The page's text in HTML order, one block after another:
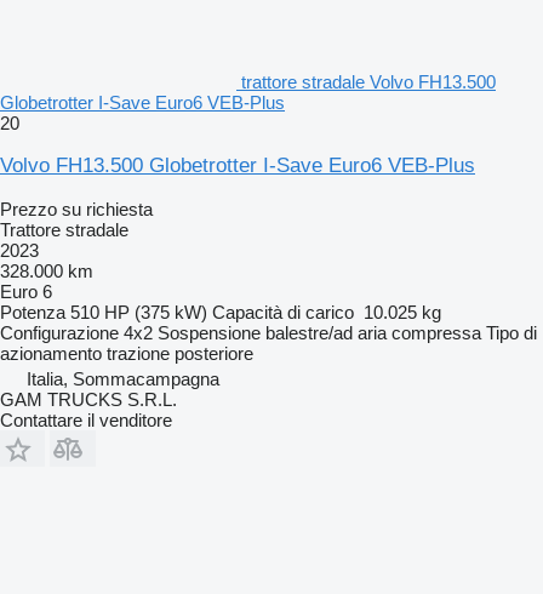
trattore stradale Volvo FH13.500
Globetrotter I-Save Euro6 VEB-Plus
20
Volvo FH13.500 Globetrotter I-Save Euro6 VEB-Plus
Prezzo su richiesta
Trattore stradale
2023
328.000 km
Euro 6
Potenza 510 HP (375 kW) Capacità di carico 10.025 kg
Configurazione 4x2 Sospensione balestre/ad aria compressa Tipo di
azionamento trazione posteriore
Italia, Sommacampagna
GAM TRUCKS S.R.L.
Contattare il venditore